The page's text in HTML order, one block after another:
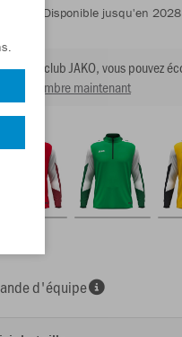
- Disponible jusqu'en 2028
du club JAKO, vous pouvez
membre maintenant
d'équipe